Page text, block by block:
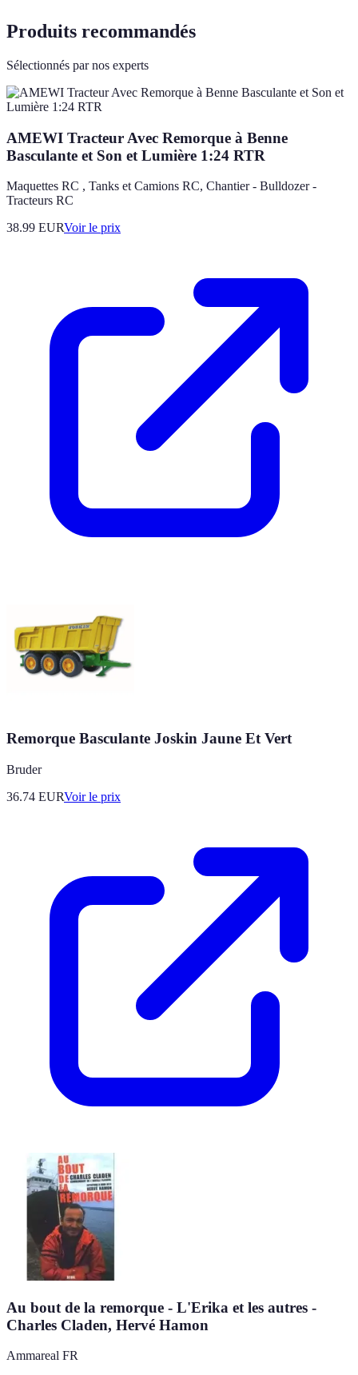
Produits recommandés
Sélectionnés par nos experts
AMEWI Tracteur Avec Remorque à Benne
Basculante et Son et Lumière 1:24 RTR
Maquettes RC , Tanks et Camions RC, Chantier - Bulldozer -
Tracteurs RC
38.99 EURVoir le prix
Remorque Basculante Joskin Jaune Et Vert
Bruder
36.74 EURVoir le prix
Au bout de la remorque - L'Erika et les autres -
Charles Claden, Hervé Hamon
Ammareal FR